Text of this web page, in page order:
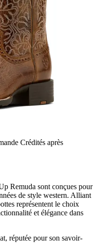
Crédités après
Remuda sont conçues pour
de style western. Alliant
représentent le choix
et élégance dans
réputée pour son savoir-